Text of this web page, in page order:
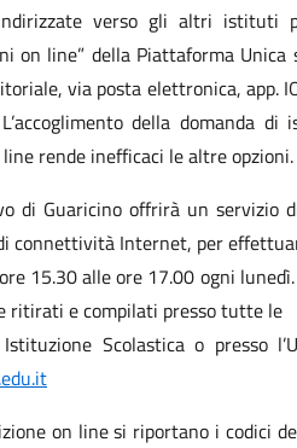
verso gli altri
on line” della Piattaforma
via posta elettronica, app.
della domanda
rende inefficaci le altre opzioni.
di Guaricino offrirà un servizio
Internet, per
15.30 alle ore 17.00 ogni
ritirati e compilati presso tutte le
Scolastica o presso
on line si riportano i codici